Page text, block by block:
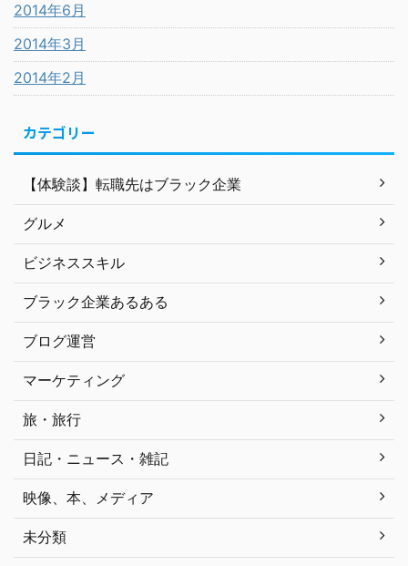
2014年6月
2014年3月
2014年2月
カテゴリー
【体験談】転職先はブラック企業
グルメ
ビジネススキル
ブラック企業あるある
ブログ運営
マーケティング
旅・旅行
日記・ニュース・雑記
映像、本、メディア
未分類